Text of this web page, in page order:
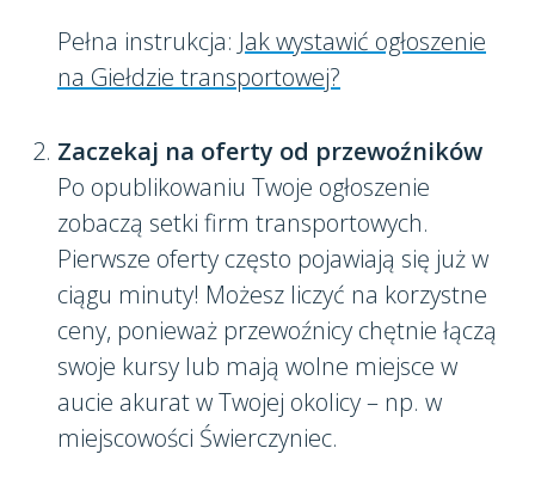
Pełna instrukcja: Jak wystawić ogłoszenie
na Giełdzie transportowej?
Zaczekaj na oferty od przewoźników
Po opublikowaniu Twoje ogłoszenie
zobaczą setki firm transportowych.
Pierwsze oferty często pojawiają się już w
ciągu minuty! Możesz liczyć na korzystne
ceny, ponieważ przewoźnicy chętnie łączą
swoje kursy lub mają wolne miejsce w
aucie akurat w Twojej okolicy – np. w
miejscowości Świerczyniec.